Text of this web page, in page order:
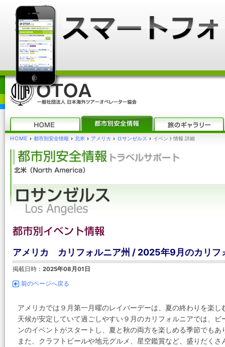
HOME › 都市別安全情報 › 北米 › アメリカ › ロサンゼルス › イベント情報 詳細
アメリカ カリフォルニア州 / 2025年9月のカリフ
掲載日時： 2025年08月01日
前のページへ戻る
アメリカでは９月第一月曜のレイバーデーは、夏の終わりを楽し
天候が安定していて過ごしやすい９月のカリフォルニアでは、
ンのイベントがスタートし、夏と秋の両方を楽しめる季節でもあ
また、クラフトビールや地元グルメ、星空鑑賞など、盛りだく